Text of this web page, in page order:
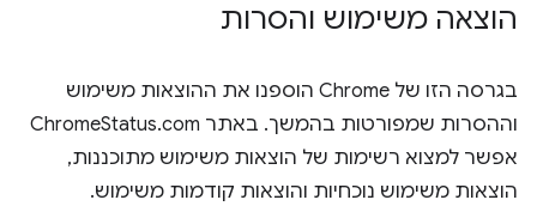
הוצאה משימוש והסרות
בגרסה הזו של Chrome הוספנו את ההוצאות משימוש
וההסרות שמפורטות בהמשך. באתר ChromeStatus.com
אפשר למצוא רשימות של הוצאות משימוש מתוכננות,
הוצאות משימוש נוכחיות והוצאות קודמות משימוש.